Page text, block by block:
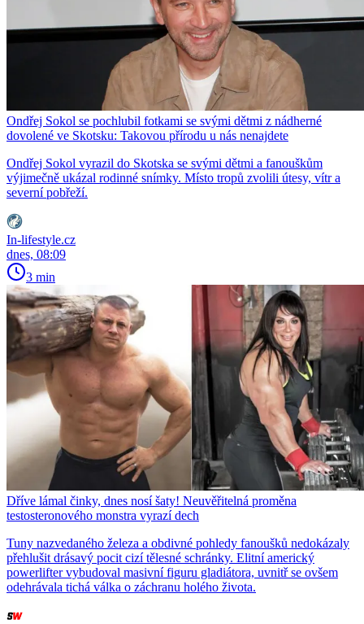
Ondřej Sokol se pochlubil fotkami se svými dětmi z nádherné
dovolené ve Skotsku: Takovou přírodu u nás nenajdete
Ondřej Sokol vyrazil do Skotska se svými dětmi a fanouškům
výjimečně ukázal rodinné snímky. Místo tropů zvolili útesy, vítr a
severní pobřeží.
In-lifestyle.cz
dnes, 08:09
3 min
Dříve lámal činky, dnes nosí šaty! Neuvěřitelná proměna
testosteronového monstra vyrazí dech
Tuny nazvedaného železa a obdivné pohledy fanoušků nedokázaly
přehlušit drásavý pocit cizí tělesné schránky. Elitní americký
powerlifter vybudoval masivní figuru gladiátora, uvnitř se ovšem
odehrávala tichá válka o záchranu holého života.